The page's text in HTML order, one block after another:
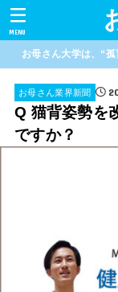
MENU
お母さん大学は、“
お母さん業界新聞
Q 猫背姿勢を
ですか？